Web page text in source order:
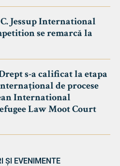
Jessup International
se remarcă la
s-a calificat la etapa
de procese
International
Law Moot Court
ȘI EVENIMENTE